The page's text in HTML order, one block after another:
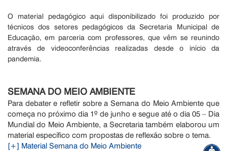
O material pedagógico aqui disponibilizado foi produzido por
técnicos dos setores pedagógicos da Secretaria Municipal de
Educação, em parceria com professores, que vêm se reunindo
através de videoconferências realizadas desde o início da
pandemia.
SEMANA DO MEIO AMBIENTE
Para debater e refletir sobre a Semana do Meio Ambiente que
começa no próximo dia 1º de junho e segue até o dia 05 – Dia
Mundial do Meio Ambiente, a Secretaria também elaborou um
material específico com propostas de reflexão sobre o tema.
[+] Material Semana do Meio Ambiente